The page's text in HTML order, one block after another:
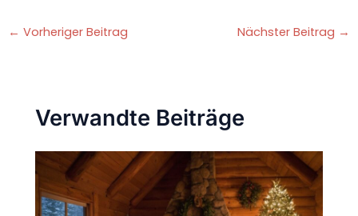
← Vorheriger Beitrag Nächster Beitrag →
Verwandte Beiträge